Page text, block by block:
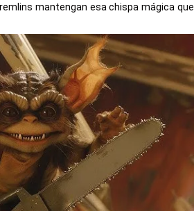
mantengan esa chispa mágica